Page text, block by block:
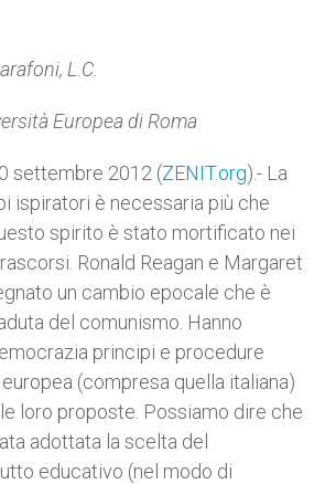
r L.C.
Europea di Roma
settembre 2012 (ZENIT.org).- La
ispiratori è necessaria più che
spirito è stato mortificato nei
Ronald Reagan e Margaret
un cambio epocale che è
del comunismo. Hanno
principi e procedure
europea (compresa quella italiana)
loro proposte. Possiamo dire che
adottata la scelta del
educativo (nel modo di